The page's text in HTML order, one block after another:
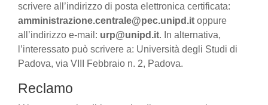
scrivere all’indirizzo di posta elettronica certificata:
amministrazione.centrale@pec.unipd.it oppure
all’indirizzo e-mail: urp@unipd.it. In alternativa,
l’interessato può scrivere a: Università degli Studi di
Padova, via VIII Febbraio n. 2, Padova.
Reclamo